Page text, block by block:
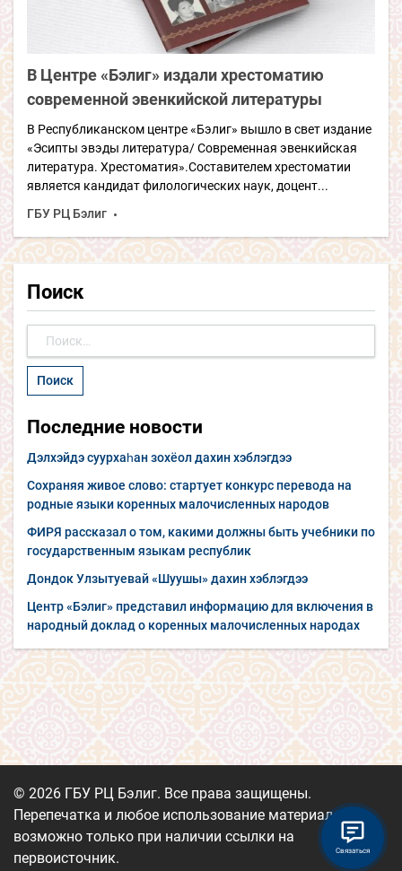
В Центре «Бэлиг» издали хрестоматию
современной эвенкийской литературы
В Республиканском центре «Бэлиг» вышло в свет издание
«Эсипты эвэды литература/ Современная эвенкийская
литература. Хрестоматия».Составителем хрестоматии
является кандидат филологических наук, доцент...
ГБУ РЦ Бэлиг
Поиск
Последние новости
Дэлхэйдэ суурхаһан зохёол дахин хэблэгдээ
Сохраняя живое слово: стартует конкурс перевода на
родные языки коренных малочисленных народов
ФИРЯ рассказал о том, какими должны быть учебники по
государственным языкам республик
Дондок Улзытуевай «Шуушы» дахин хэблэгдээ
Центр «Бэлиг» представил информацию для включения в
народный доклад о коренных малочисленных народах
© 2026 ГБУ РЦ Бэлиг. Все права защищены.
Перепечатка и любое использование материалов
возможно только при наличии ссылки на
первоисточник.
Связаться